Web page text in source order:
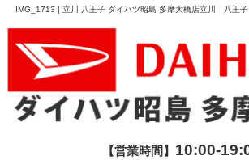
IMG_1713 | 立川 八王子 ダイハツ昭島 多摩大橋店立川 八王
【営業時間】 10:00-